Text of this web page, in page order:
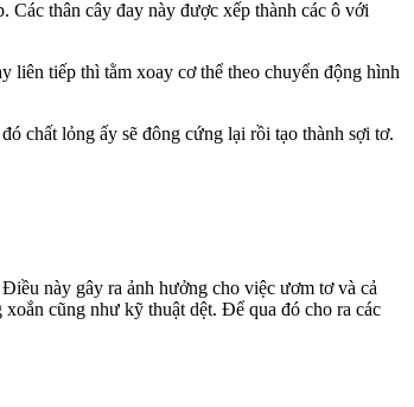
Các thân cây đay này được xếp thành các ô với
liên tiếp thì tằm xoay cơ thể theo chuyển động hình
chất lỏng ấy sẽ đông cứng lại rồi tạo thành sợi tơ.
này gây ra ảnh hưởng cho việc ươm tơ và cả
cũng như kỹ thuật dệt. Để qua đó cho ra các